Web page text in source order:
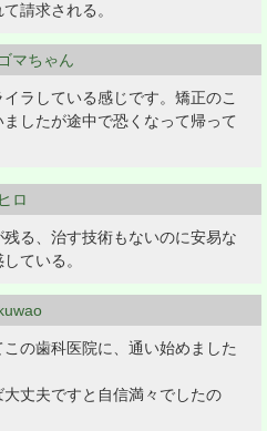
請求される。
マちゃん
ラしている感じです。矯正のこ
したが途中で恐くなって帰って
ロ
る、治す技術もないのに安易な
ている。
の歯科医院に、通い始めました
丈夫ですと自信満々でしたの